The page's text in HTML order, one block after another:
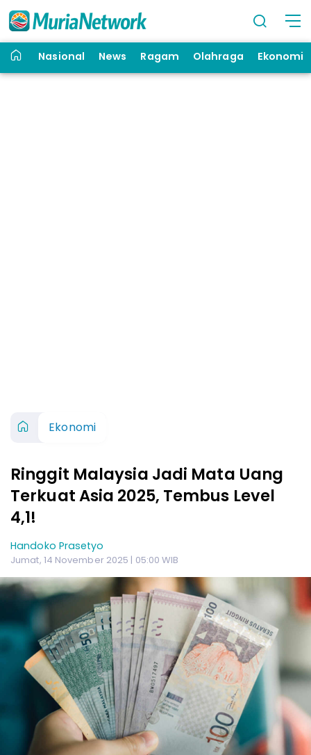
Nasional News Ragam Olahraga Ekonomi
Ekonomi
Ringgit Malaysia Jadi Mata Uang
Terkuat Asia 2025, Tembus Level
4,1!
Handoko Prasetyo
Jumat, 14 November 2025 | 05:00 WIB